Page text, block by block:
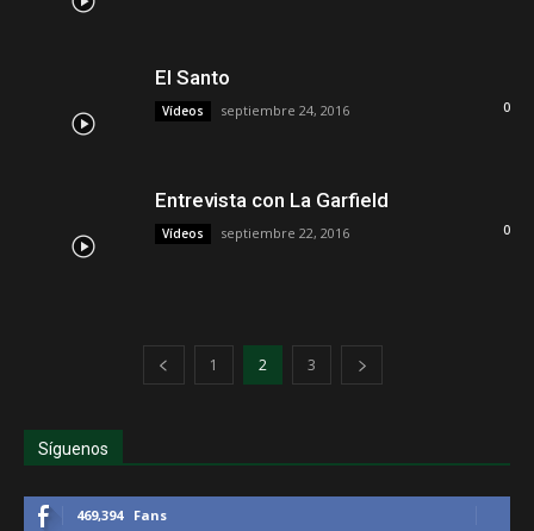
El Santo
Vídeos septiembre 24, 2016 0
Entrevista con La Garfield
Vídeos septiembre 22, 2016 0
1 2 3
Síguenos
469,394 Fans